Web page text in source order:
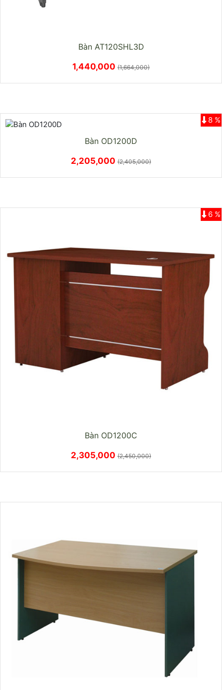
Bàn AT120SHL3D
1,440,000 (1,664,000)
Bàn OD1200D
8 %
2,205,000 (2,405,000)
Bàn OD1200C
6 %
2,305,000 (2,450,000)